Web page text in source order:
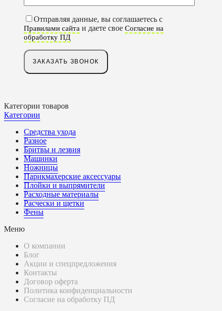
Отправляя данные, вы соглашаетесь с
Правилами сайта и даете свое Согласие на
обработку ПД
Категории товаров
Категории
Средства ухода
Разное
Бритвы и лезвия
Машинки
Ножницы
Парикмахерские аксессуары
Плойки и выпрямители
Расходные материалы
Расчески и щетки
Фены
Меню
О компании
Блог
Акции и спецпредложения
Контакты
Договор оферта
Политика конфиденциальности
Согласие на обработку ПД